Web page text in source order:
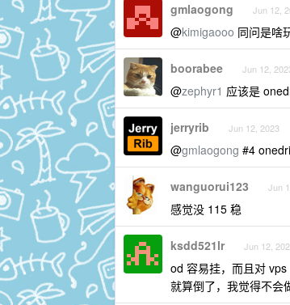
gmlaogong Jun 12,
@kimigaooo 同问是啥
boorabee Jun 12,
@zephyr1 应该是
jerryrib Jun 12, 2023
@gmlaogong #4
wanguorui123 Jun
感觉没 115 稳
ksdd521lr Jun 12,
od 容易挂，而且对
就算倒了，我觉得不会